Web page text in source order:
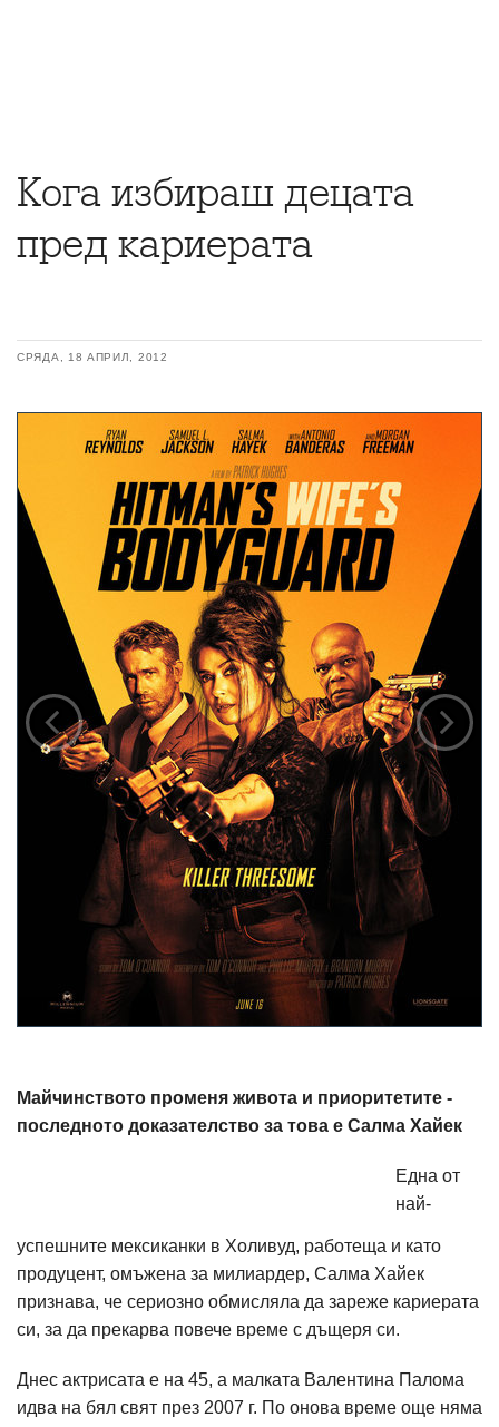
Кога избираш децата
пред кариерата
СРЯДА, 18 АПРИЛ, 2012
Майчинството променя живота и приоритетите -
последното доказателство за това е Салма Хайек
Една от
най-
успешните мексиканки в Холивуд, работеща и като
продуцент, омъжена за милиардер, Салма Хайек
признава, че сериозно обмисляла да зареже кариерата
си, за да прекарва повече време с дъщеря си.
Днес актрисата е на 45, а малката Валентина Палома
идва на бял свят през 2007 г. По онова време още няма